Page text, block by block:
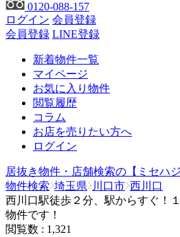
0120-088-157
ログイン 会員登録
会員登録 LINE登録
新着物件一覧
マイページ
お気に入り物件
閲覧履歴
コラム
お店を売りたい方へ
ログイン
居抜き物件・店舗検索の【ミセハ
物件検索 埼玉県 川口市 西川口
西川口駅徒歩２分、駅からすぐ！
物件です！
閲覧数 : 1,321